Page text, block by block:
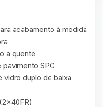
acabamento à medida
a quente
pavimento SPC
duplo de baixa